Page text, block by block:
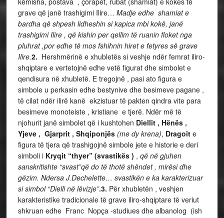
grave që janë trashigimi Ilire… Madje edhe shamiat e
bardha që shpesh lidheshin si kapica mbi kokë, janë
trashigimi Ilire , që kishin per qellim të ruanin floket nga
pluhrat ,por edhe të mos fshihnin hiret e fetyres së grave
Ilire.2. Hershmërinë e xhubletës si veshje ndër femrat iliro-
shqiptare e vertetojnë edhe vetë figurat dhe simbolet e
qendisura në xhubletë. E tregojnë , pasi ato figura e
simbole u perkasin edhe bestynive dhe besimeve pagane ,
të cilat ndër ilirë kanë ekzistuar të pakten qindra vite para
besimeve monoteiste , kristiane e tjerë. Ndër më të
njohurit janë simbolet që i kushtohen Diellit , Hënës ,
Yjeve , Gjarprit , Shqiponjës (me dy krena), Dragoite
figura të tjera që trashigojnë simbole jete e historie e deri
simboli i Kryqit “thyer” (svastikës ) , që në gjuhen
sanskritishte “svast”që do të thotë shëndet , mirësi dhe
gëzim. Ndersa J.Dechelette… svastikën e ka karakterizuar
si simbol “Dielli në lëvizje”.3. Për xhubletën , veshjen
karakteristike tradicionale të grave iliro-shqiptare të veriut
shkruan edhe Franc Nopça -studiues dhe albanolog (ish